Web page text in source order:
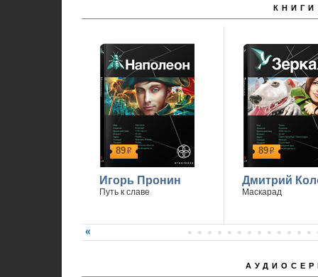
КНИГИ
89р
Игорь Пронин
Путь к славе
89р
Дмитрий
Маскарад